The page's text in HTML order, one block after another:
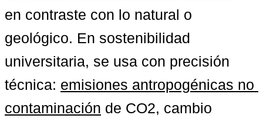
en contraste con lo natural o
geológico. En sostenibilidad
universitaria, se usa con precisión
técnica: emisiones antropogénicas no
contaminación de CO2, cambio